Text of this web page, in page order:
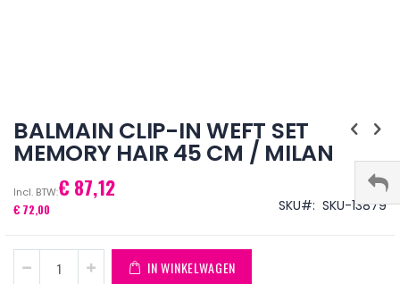
naar
het
begin
de
afbeeldingen-
gallerij
BALMAIN CLIP-IN WEFT SET
MEMORY HAIR 45 CM / MILAN
€ 87,12
€ 72,00 SKU SKU-13879
IN WINKELWAGEN